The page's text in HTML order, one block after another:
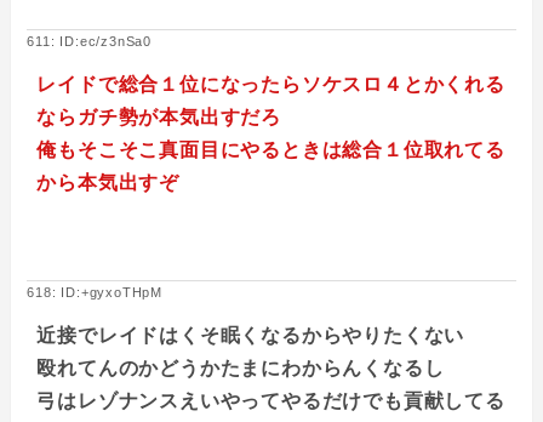
611: ID:ec/z3nSa0
レイドで総合１位になったらソケスロ４とかくれる
ならガチ勢が本気出すだろ
俺もそこそこ真面目にやるときは総合１位取れてる
から本気出すぞ
618: ID:+gyxoTHpM
近接でレイドはくそ眠くなるからやりたくない
殴れてんのかどうかたまにわからんくなるし
弓はレゾナンスえいやってやるだけでも貢献してる